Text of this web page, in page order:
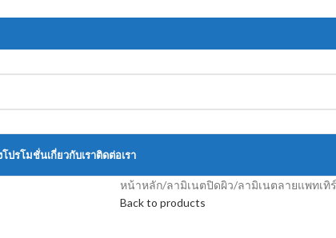
โปรโมชั่นเกี่ยวกับเราติดต่อเรา
หน้าหลัก/ลามิเนตปิดผิว/ลามิเนตลายแพทเทิ
Back to products